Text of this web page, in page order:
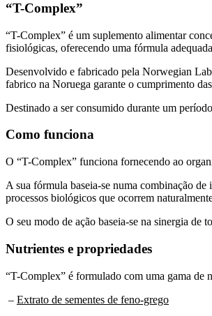
“T-Complex”
“T-Complex” é um suplemento alimentar
fisiológicas, oferecendo uma fórmula
Desenvolvido e fabricado pela Norwegian
fabrico na Noruega garante o cumprimento
Destinado a ser consumido durante um
Como funciona
O “T-Complex” funciona fornecendo ao
A sua fórmula baseia-se numa combinação
processos biológicos que ocorrem
O seu modo de ação baseia-se na sinergia de
Nutrientes e propriedades
“T-Complex” é formulado com uma gama de
– Extrato de sementes de feno-grego